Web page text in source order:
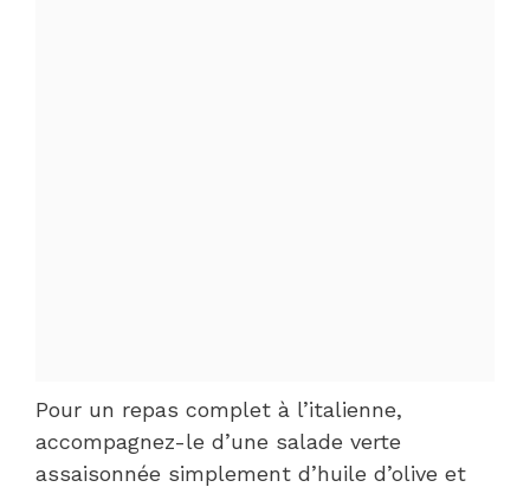
Pour un repas complet à l’italienne,
accompagnez-le d’une salade verte
assaisonnée simplement d’huile d’olive et